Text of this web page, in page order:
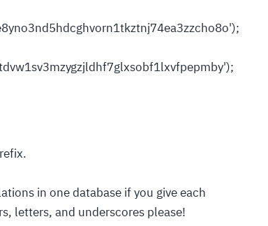
in one database if you give each
letters, and underscores please!